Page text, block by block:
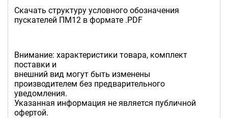
Скачать структуру условного обозначения
пускателей ПМ12 в формате .PDF
Внимание: характеристики товара, комплект
поставки и
внешний вид могут быть изменены
производителем без предварительного
уведомления.
Указанная информация не является публичной
офертой.